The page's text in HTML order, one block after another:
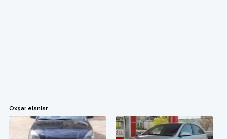
Oxşar elanlar